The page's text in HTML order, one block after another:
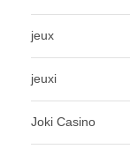
jeux
jeuxi
Joki Casino